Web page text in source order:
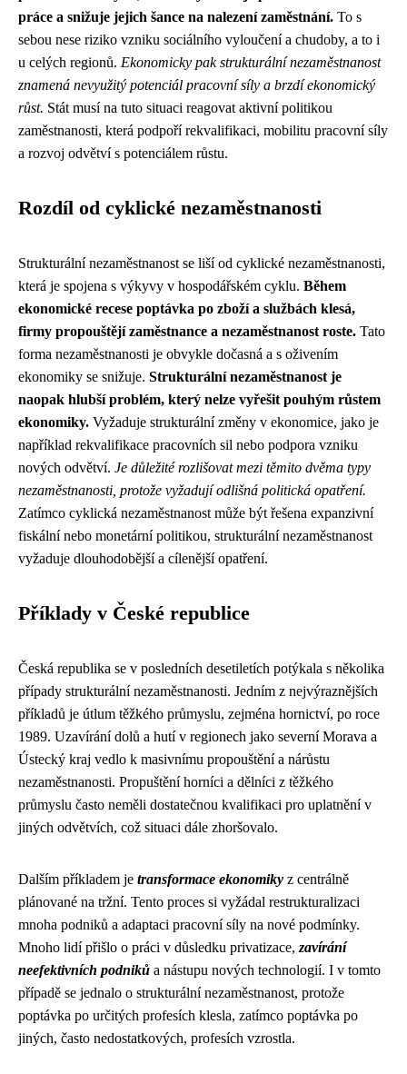
práce a snižuje jejich šance na nalezení zaměstnání. To s
sebou nese riziko vzniku sociálního vyloučení a chudoby, a to i
u celých regionů. Ekonomicky pak strukturální nezaměstnanost
znamená nevyužitý potenciál pracovní síly a brzdí ekonomický
růst. Stát musí na tuto situaci reagovat aktivní politikou
zaměstnanosti, která podpoří rekvalifikaci, mobilitu pracovní síly
a rozvoj odvětví s potenciálem růstu.
Rozdíl od cyklické nezaměstnanosti
Strukturální nezaměstnanost se liší od cyklické nezaměstnanosti,
která je spojena s výkyvy v hospodářském cyklu. Během
ekonomické recese poptávka po zboží a službách klesá,
firmy propouštějí zaměstnance a nezaměstnanost roste. Tato
forma nezaměstnanosti je obvykle dočasná a s oživením
ekonomiky se snižuje. Strukturální nezaměstnanost je
naopak hlubší problém, který nelze vyřešit pouhým růstem
ekonomiky. Vyžaduje strukturální změny v ekonomice, jako je
například rekvalifikace pracovních sil nebo podpora vzniku
nových odvětví. Je důležité rozlišovat mezi těmito dvěma typy
nezaměstnanosti, protože vyžadují odlišná politická opatření.
Zatímco cyklická nezaměstnanost může být řešena expanzivní
fiskální nebo monetární politikou, strukturální nezaměstnanost
vyžaduje dlouhodobější a cílenější opatření.
Příklady v České republice
Česká republika se v posledních desetiletích potýkala s několika
případy strukturální nezaměstnanosti. Jedním z nejvýraznějších
příkladů je útlum těžkého průmyslu, zejména hornictví, po roce
1989. Uzavírání dolů a hutí v regionech jako severní Morava a
Ústecký kraj vedlo k masivnímu propouštění a nárůstu
nezaměstnanosti. Propuštění horníci a dělníci z těžkého
průmyslu často neměli dostatečnou kvalifikaci pro uplatnění v
jiných odvětvích, což situaci dále zhoršovalo.
Dalším příkladem je transformace ekonomiky z centrálně
plánované na tržní. Tento proces si vyžádal restrukturalizaci
mnoha podniků a adaptaci pracovní síly na nové podmínky.
Mnoho lidí přišlo o práci v důsledku privatizace, zavírání
neefektivních podniků a nástupu nových technologií. I v tomto
případě se jednalo o strukturální nezaměstnanost, protože
poptávka po určitých profesích klesla, zatímco poptávka po
jiných, často nedostatkových, profesích vzrostla.